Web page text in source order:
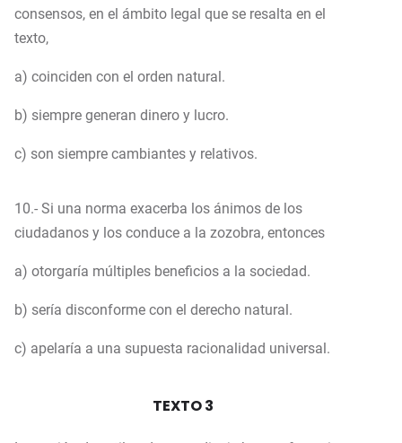
consensos, en el ámbito legal que se resalta en el
texto,
a) coinciden con el orden natural.
b) siempre generan dinero y lucro.
c) son siempre cambiantes y relativos.
10.- Si una norma exacerba los ánimos de los
ciudadanos y los conduce a la zozobra, entonces
a) otorgaría múltiples beneficios a la sociedad.
b) sería disconforme con el derecho natural.
c) apelaría a una supuesta racionalidad universal.
TEXTO 3